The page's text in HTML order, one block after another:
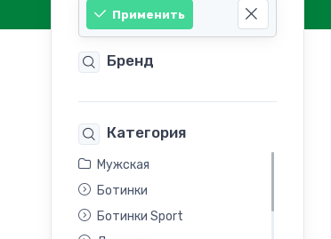
Применить
Бренд
Категория
Мужская
Ботинки
Ботинки Sport